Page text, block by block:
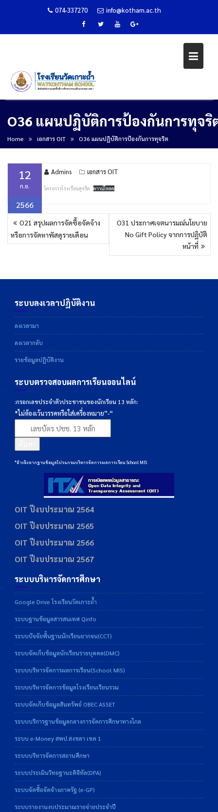
content
074-337270 info@kotham.ac.th
O36 แผนปฏิบัติการป้องกันการทุจริ
Home เอกสาร OIT O36 แผนปฏิบัติการป้องกันการทุจริต
12
ก.ย.
2566
Admins เอกสาร OIT
โครงการโรงเรียนสุจริต ดาวน์โหลด
แนะแนว
เรื่องO21 สรุปผลการจัดซื้อจัดจ้าง
หรือการจัดหาพัสดุรายเดือน
O31 ประกาศเจตนารมณ์นโยบาย
No Gift Policy จากการปฏิบัติ
หน้าที่
ระบบลงเวลาปฏิบัติงาน
ลงเวลามา
ลงเวลากลับ
รายข้อมูลปฏิบัติงาน
ระบบตรวจสอบผลการเรียนออนไลน์
:กรอกเลขประจำตัวประชาชนของนักเรียน 13 หลัก:
*ไม่ต้องเว้นวรรคหรือใส่เครื่องหมาย”-“
*อ้างอิงจากฐานข้อมูลโปรแกรมบริหารจัดการผลการเรียน School MIS
OIT ปีงบประมาณ 2564
OIT ปีงบประมาณ 2565
OIT ปีงบประมาณ 2566
OIT ปีงบประมาณ 2567
ระบบบริหารจัดการศึกษา
Google Drive โรงเรียนวัดเกาะถ้ำ
ระบบฐานข้อมูลสารสนเทศ Qinfo
ระบบปัจจัยพื้นฐานนักเรียนยากจน(CCT)
ระบบจัดเก็บข้อมูลนักเรียนรายบุคคล(DMC)
ระบบบริหารจัดการผลการเรียน(School MIS)
ระบบบริหารจัดการข้อมูลโรงเรียนเรียนรวม
ระบบจัดเก็บข้อมูลสินทรัพย์ OBEC ASSET
ระบบบริการฐานข้อมูลกลางการจัดการศึกษาทางไกล
ระบบ e-Money สพป.สงขลา เขต 1
ระบบบริหารจัดการสถานศึกษา
ระบบประเมินวิทยฐานะดิจิทัล(DPA)
ระบบจัดซื้อจัดจ้างภาครัฐ (e-GP)
ระบบรายงานงบประมาณรายจ่ายประจำปี